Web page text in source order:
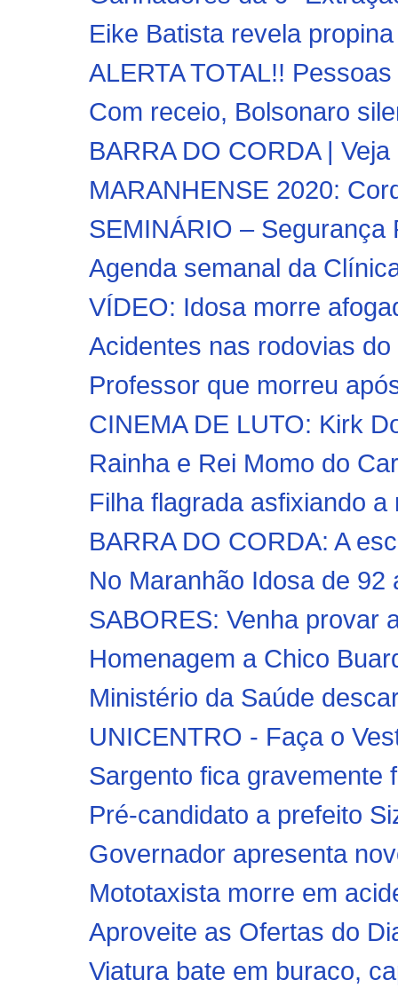
Eike Batista revela
ALERTA TOTAL!!
Com receio, Bolsonaro
BARRA DO CORDA |
MARANHENSE 2020:
SEMINÁRIO – Segurança
Agenda semanal da
VÍDEO: Idosa morre
Acidentes nas rodovias
Professor que morreu
CINEMA DE LUTO: Kirk
Rainha e Rei Momo do
Filha flagrada asfixiando
BARRA DO CORDA: A
No Maranhão Idosa de
SABORES: Venha provar
Homenagem a Chico
Ministério da Saúde
UNICENTRO - Faça o
Sargento fica gravemente
Pré-candidato a prefeito
Governador apresenta
Mototaxista morre em
Aproveite as Ofertas do
Viatura bate em buraco,